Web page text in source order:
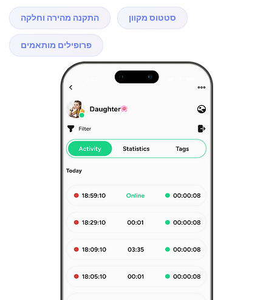
סטטוס מקוון התקנה מהירה וחלקה
פרופילים מותאמים